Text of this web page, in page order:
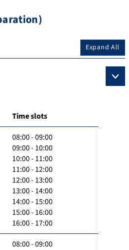
Expand All
Time slots
08:00 - 09:00
09:00 - 10:00
10:00 - 11:00
11:00 - 12:00
12:00 - 13:00
13:00 - 14:00
14:00 - 15:00
15:00 - 16:00
16:00 - 17:00
08:00 - 09:00